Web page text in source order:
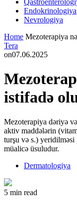
Endokrinologiya
Nevrologiya
Home Mezoterapiya
Tera
on07.06.2025
istifadə
Mezoterapiya dəriyə
aktiv maddələrin
turşu və s.) yeridilməsi
müalicə üsuludur.
Dermatologiya
5 min read